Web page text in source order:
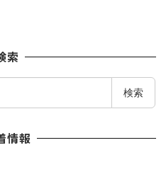
索
検索
情報